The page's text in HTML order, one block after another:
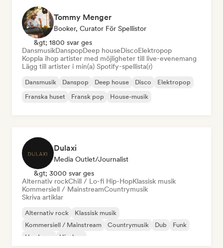
Tommy Menger
Booker, Curator För Spellistor
&gt; 1800 svar ges
DansmusikDanspopDeep houseDiscoElektropop
Koppla ihop artister med möjligheter till live-evenemang
Lägg till artister i min(a) Spotify-spellista(r)
Dansmusik Danspop Deep house Disco
Elektropop
Franska huset
Fransk pop House-musik
Dulaxi
Media Outlet/Journalist
&gt; 3000 svar ges
Alternativ rockChill / Lo-fi Hip-HopKlassisk musik
Kommersiell / MainstreamCountrymusik
Skriva artiklar
Alternativ rock
Klassisk musik
Kommersiell / Mainstream
Countrymusik Dub
Funk
Hardcore
Hip-hop